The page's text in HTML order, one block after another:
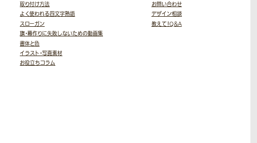
取り付け方法
よく使われる四文字熟語
スローガン
旗・幕作りに失敗しないための動画集
書体と色
イラスト・写真素材
お役立ちコラム
お問い合わせ
デザイン相談
教えて！Q＆A